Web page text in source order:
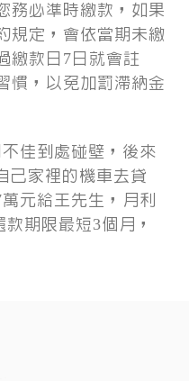
務必準時繳款，如果
規定，會依當期未繳
繳款日7日就會註
慣，以免加罰滯納金
佳到處碰壁，後來
己家裡的機車去貸
元給王先生，月利
期限最短3個月，